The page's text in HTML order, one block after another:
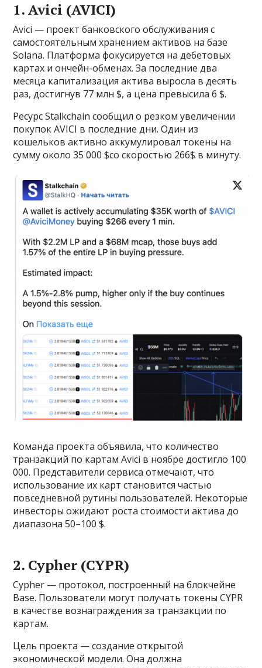
1. Avici (AVICI)
Avici — проект банковского обслуживания с
самостоятельным хранением активов на базе
Solana. Платформа фокусируется на дебетовых
картах и ончейн-обменах. За последние два
месяца капитализация актива выросла в десять
раз, достигнув 77 млн $, а цена превысила 6 $.
Ресурс Stalkchain сообщил о резком увеличении
покупок AVICI в последние дни. Один из
кошельков активно аккумулировал токены на
сумму около 35 000 $со скоростью 266$ в минуту.
Команда проекта объявила, что количество
транзакций по картам Avici в ноябре достигло 100
000. Представители сервиса отмечают, что
использование их карт становится частью
повседневной рутины пользователей. Некоторые
инвесторы ожидают роста стоимости актива до
диапазона 50–100 $.
2. Cypher (CYPR)
Cypher — протокол, построенный на блокчейне
Base. Пользователи могут получать токены CYPR
в качестве вознаграждения за транзакции по
картам.
Цель проекта — создание открытой
экономической модели. Она должна